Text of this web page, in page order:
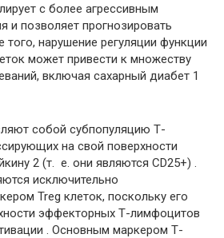
с более агрессивным
и позволяет прогнозировать
нарушение регуляции функции
может привести к множеству
включая сахарный диабет 1
собой субпопуляцию Т-
на свой поверхности
2 (т. е. они являются CD25+) .
исключительно
Treg клеток, поскольку его
эффекторных Т-лимфоцитов
. Основным маркером Т-